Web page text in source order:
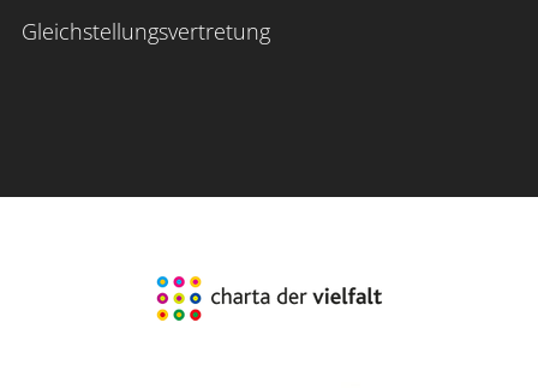
Gleichstellungsvertretung